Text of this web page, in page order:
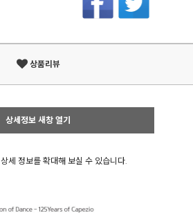
상품리뷰
상세정보 새창 열기
상세 정보를 확대해 보실 수 있습니다.